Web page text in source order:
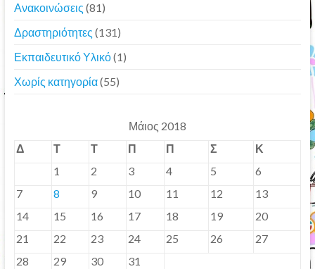
Ανακοινώσεις (81)
Δραστηριότητες (131)
Εκπαιδευτικό Υλικό(1)
Χωρίς κατηγορία(55)
Μάιος 2018
Δ
Τ Τ Π Π Σ Κ
1 2 3 4 5
6
7
8 9 10 11 12
13
14
15 16 17 18 19
20
21
22 23 24 25 26
27
28
29 30 31